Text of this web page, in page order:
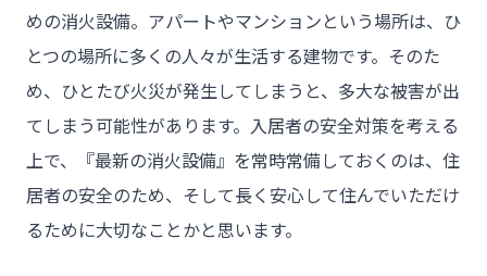
チーム★トウカイセツビ
めの消火設備。アパートやマンションという場所は、ひ
とつの場所に多くの人々が生活する建物です。そのた
め、ひとたび火災が発生してしまうと、多大な被害が出
てしまう可能性があります。入居者の安全対策を考える
上で、『最新の消火設備』を常時常備しておくのは、住
居者の安全のため、そして長く安心して住んでいただけ
るために大切なことかと思います。